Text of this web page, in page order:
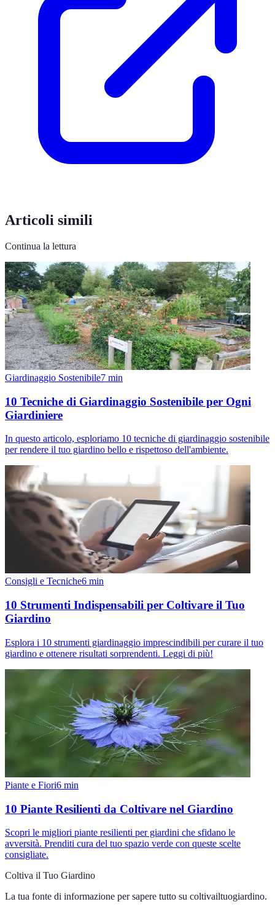
Articoli simili
Continua la lettura
Giardinaggio Sostenibile7 min
10 Tecniche di Giardinaggio Sostenibile per Ogni
Giardiniere
In questo articolo, esploriamo 10 tecniche di giardinaggio sostenibile
per rendere il tuo giardino bello e rispettoso dell'ambiente.
Consigli e Tecniche6 min
10 Strumenti Indispensabili per Coltivare il Tuo
Giardino
Esplora i 10 strumenti giardinaggio imprescindibili per curare il tuo
giardino e ottenere risultati sorprendenti. Leggi di più!
Piante e Fiori6 min
10 Piante Resilienti da Coltivare nel Giardino
Scopri le migliori piante resilienti per giardini che sfidano le
avversità. Prenditi cura del tuo spazio verde con queste scelte
consigliate.
Coltiva il Tuo Giardino
La tua fonte di informazione per sapere tutto su coltivailtuogiardino.